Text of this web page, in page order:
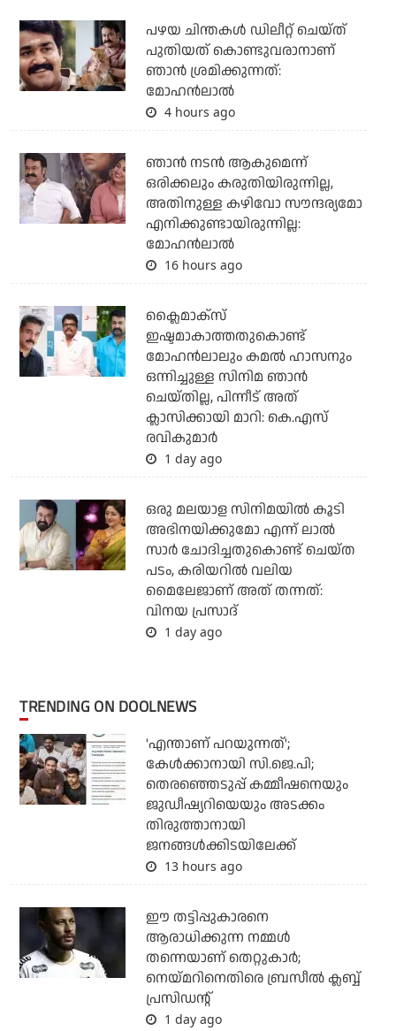
പഴയ ചിന്തകള്‍ ഡിലീറ്റ് ചെയ്ത്
പുതിയത് കൊണ്ടുവരാനാണ്
ഞാന്‍ ശ്രമിക്കുന്നത്:
മോഹന്‍ലാല്‍
4 hours ago
ഞാൻ നടൻ ആകുമെന്ന്
ഒരിക്കലും കരുതിയിരുന്നില്ല,
അതിനുള്ള കഴിവോ സൗന്ദര്യമോ
എനിക്കുണ്ടായിരുന്നില്ല:
മോഹൻലാൽ
16 hours ago
ക്ലൈമാക്‌സ്
ഇഷ്ടമാകാത്തതുകൊണ്ട്
മോഹന്‍ലാലും കമല്‍ ഹാസനും
ഒന്നിച്ചുള്ള സിനിമ ഞാന്‍
ചെയ്തില്ല, പിന്നീട് അത്
ക്ലാസിക്കായി മാറി: കെ.എസ്
രവികുമാര്‍
1 day ago
ഒരു മലയാള സിനിമയില്‍ കൂടി
അഭിനയിക്കുമോ എന്ന് ലാല്‍
സാര്‍ ചോദിച്ചതുകൊണ്ട് ചെയ്ത
പടം, കരിയറില്‍ വലിയ
മൈലേജാണ് അത് തന്നത്:
വിനയ പ്രസാദ്
1 day ago
TRENDING ON DOOLNEWS
'എന്താണ് പറയുന്നത്';
കേള്‍ക്കാനായി സി.ജെ.പി;
തെരഞ്ഞെടുപ്പ് കമ്മീഷനെയും
ജുഡീഷ്യറിയെയും അടക്കം
തിരുത്താനായി
ജനങ്ങള്‍ക്കിടയിലേക്ക്
13 hours ago
ഈ തട്ടിപ്പുകാരനെ
ആരാധിക്കുന്ന നമ്മള്‍
തന്നെയാണ് തെറ്റുകാര്‍;
നെയ്മറിനെതിരെ ബ്രസീല്‍ ക്ലബ്ബ്
പ്രസിഡന്റ്
1 day ago